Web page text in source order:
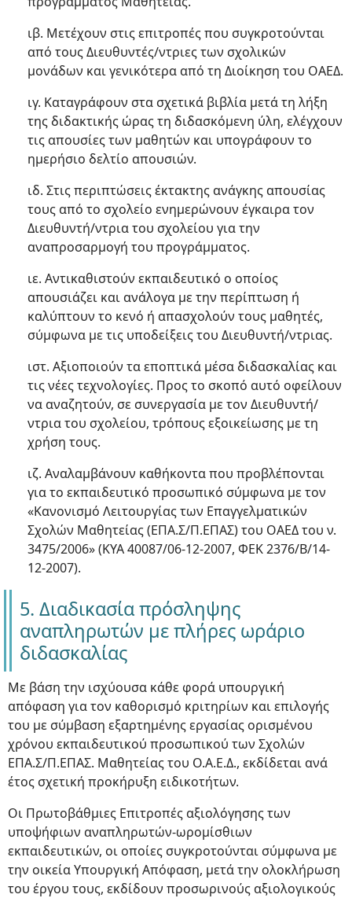
ιβ. Μετέχουν στις επιτροπές που συγκροτούνται
από τους Διευθυντές/ντριες των σχολικών
μονάδων και γενικότερα από τη Διοίκηση του ΟΑΕΔ.
ιγ. Καταγράφουν στα σχετικά βιβλία μετά τη λήξη
της διδακτικής ώρας τη διδασκόμενη ύλη, ελέγχουν
τις απουσίες των μαθητών και υπογράφουν το
ημερήσιο δελτίο απουσιών.
ιδ. Στις περιπτώσεις έκτακτης ανάγκης απουσίας
τους από το σχολείο ενημερώνουν έγκαιρα τον
Διευθυντή/ντρια του σχολείου για την
αναπροσαρμογή του προγράμματος.
ιε. Αντικαθιστούν εκπαιδευτικό ο οποίος
απουσιάζει και ανάλογα με την περίπτωση ή
καλύπτουν το κενό ή απασχολούν τους μαθητές,
σύμφωνα με τις υποδείξεις του Διευθυντή/ντριας.
ιστ. Αξιοποιούν τα εποπτικά μέσα διδασκαλίας και
τις νέες τεχνολογίες. Προς το σκοπό αυτό οφείλουν
να αναζητούν, σε συνεργασία με τον Διευθυντή/
ντρια του σχολείου, τρόπους εξοικείωσης με τη
χρήση τους.
ιζ. Αναλαμβάνουν καθήκοντα που προβλέπονται
για το εκπαιδευτικό προσωπικό σύμφωνα με τον
«Κανονισμό Λειτουργίας των Επαγγελματικών
Σχολών Μαθητείας (ΕΠΑ.Σ/Π.ΕΠΑΣ) του ΟΑΕΔ του ν.
3475/2006» (ΚΥΑ 40087/06-12-2007, ΦΕΚ 2376/Β/14-
12-2007).
5. Διαδικασία πρόσληψης
αναπληρωτών με πλήρες ωράριο
διδασκαλίας
Με βάση την ισχύουσα κάθε φορά υπουργική
απόφαση για τον καθορισμό κριτηρίων και επιλογής
του με σύμβαση εξαρτημένης εργασίας ορισμένου
χρόνου εκπαιδευτικού προσωπικού των Σχολών
ΕΠΑ.Σ/Π.ΕΠΑΣ. Μαθητείας του Ο.Α.Ε.Δ., εκδίδεται ανά
έτος σχετική προκήρυξη ειδικοτήτων.
Οι Πρωτοβάθμιες Επιτροπές αξιολόγησης των
υποψήφιων αναπληρωτών-ωρομίσθιων
εκπαιδευτικών, οι οποίες συγκροτούνται σύμφωνα με
την οικεία Υπουργική Απόφαση, μετά την ολοκλήρωση
του έργου τους, εκδίδουν προσωρινούς αξιολογικούς